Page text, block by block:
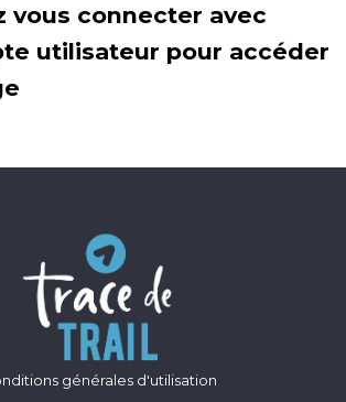
vous connecter avec
utilisateur pour accéder
générales d'utilisation